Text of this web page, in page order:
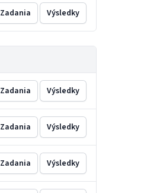
Zadania Výsledky
Zadania Výsledky
Zadania Výsledky
Zadania Výsledky